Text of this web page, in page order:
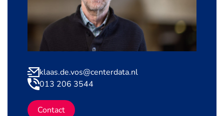
klaas.de.vos@centerdata.nl
013 206 3544
Contact